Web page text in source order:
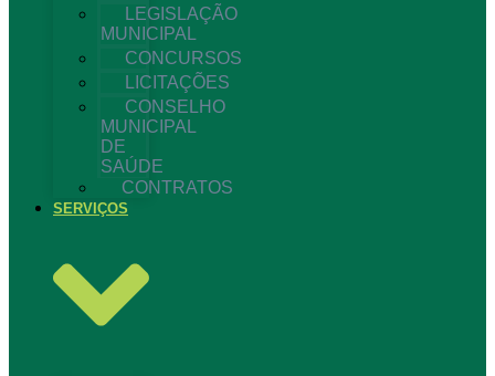
LEGISLAÇÃO
MUNICIPAL
CONCURSOS
LICITAÇÕES
CONSELHO
MUNICIPAL
DE
SAÚDE
CONTRATOS
SERVIÇOS